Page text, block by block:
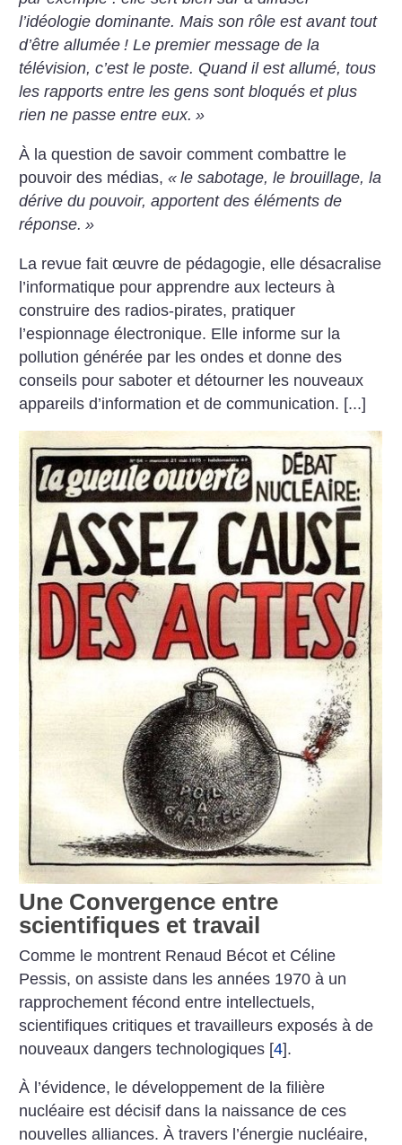
l’idéologie dominante. Mais son rôle est avant tout
d’être allumée ! Le premier message de la
télévision, c’est le poste. Quand il est allumé, tous
les rapports entre les gens sont bloqués et plus
rien ne passe entre eux. »
À la question de savoir comment combattre le
pouvoir des médias,« le sabotage, le brouillage, la
dérive du pouvoir, apportent des éléments de
réponse. »
La revue fait œuvre de pédagogie, elle désacralise
l’informatique pour apprendre aux lecteurs à
construire des radios-pirates, pratiquer
l’espionnage électronique. Elle informe sur la
pollution générée par les ondes et donne des
conseils pour saboter et détourner les nouveaux
appareils d’information et de communication. [...]
Une Convergence entre
scientifiques et travail
Comme le montrent Renaud Bécot et Céline
Pessis, on assiste dans les années 1970 à un
rapprochement fécond entre intellectuels,
scientifiques critiques et travailleurs exposés à de
nouveaux dangers technologiques [4].
À l’évidence, le développement de la filière
nucléaire est décisif dans la naissance de ces
nouvelles alliances. À travers l’énergie nucléaire,